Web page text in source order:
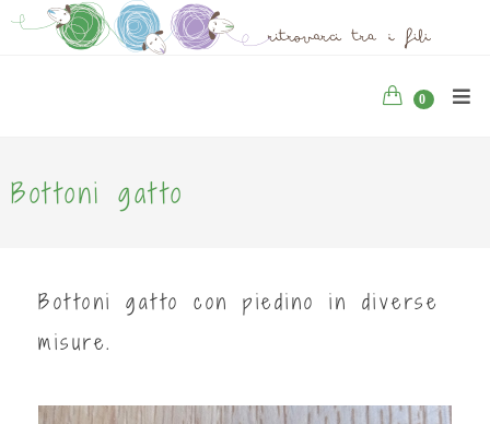
0
Bottoni gatto
Bottoni gatto con piedino in diverse
misure.